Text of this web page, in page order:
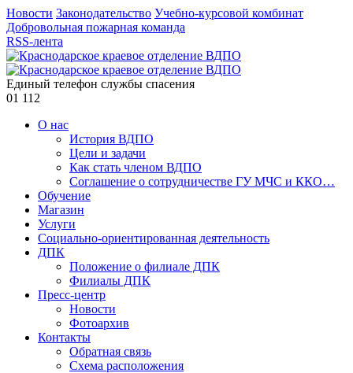
Новости Законодательство Учебно-курсовой комбинат
Добровольная пожарная команда
RSS-лента
Единый телефон службы спасения
01 112
О нас
История ВДПО
Цели и задачи
Как стать членом ВДПО
Соглашение о сотрудничестве ГУ МЧС и ККО…
Обучение
Магазин
Услуги
Социально-ориентированная деятельность
ДПК
Положение о филиале ДПК
Филиалы ДПК
Пресс-центр
Новости
Фотоархив
Контакты
Обратная связь
Схема расположения